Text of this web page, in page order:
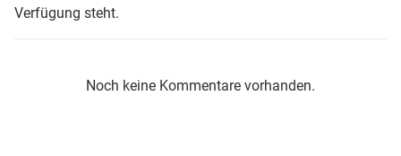
Verfügung steht.
Noch keine Kommentare vorhanden.